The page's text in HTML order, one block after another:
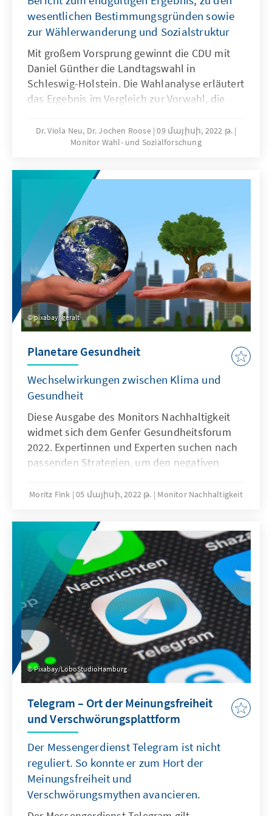
wesentlichen Bestimmungsgründen sowie
zur Wählerwanderung und Sozialstruktur
Mit großem Vorsprung gewinnt die CDU mit
Daniel Günther die Landtagswahl in
Schleswig-Holstein. Die Wahlanalyse erläutert
das Ergebnis im Vergleich zur Vorwahl, die
Bestimmungsgründe des Wahlergebnisses.
Ausgehend von den Wahltagsbefragungen
die Bedeutung der Einschätzungen von
Spitzenkandidatinnen und -kandidaten,
Parteikompetenzen sowie die Beurteilung von
Leistungen der Regierung für das
Wahlergebnis erläutert.
Dr. Viola Neu, Dr. Jochen Roose 09 մայիսի, 2022 թ.
Monitor Wahl- und Sozialforschung
pixabay/ geralt
Planetare Gesundheit
Wechselwirkungen zwischen Klima und
Gesundheit
Diese Ausgabe des Monitors Nachhaltigkeit
widmet sich dem Genfer Gesundheitsforum
2022. Expertinnen und Experten suchen nach
passenden Strategien, um den negativen
menschliche Gesundheit entgegenzutreten.
19 Pandemic and Environmental Emergency:
Reinventing Global Health in times of Global
Changes".
Moritz Fink 05 մայիսի, 2022 թ. Monitor Nachhaltigkeit
Pixabay/LoboStudioHamburg
Telegram – Ort der Meinungsfreiheit
und Verschwörungsplattform
Der Messengerdienst Telegram ist nicht
reguliert. So konnte er zum Hort der
Meinungsfreiheit und
Verschwörungsmythen avancieren.